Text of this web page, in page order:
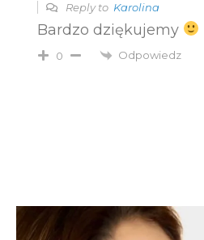
Reply to Karolina
Bardzo dziękujemy
0 Odpowiedz